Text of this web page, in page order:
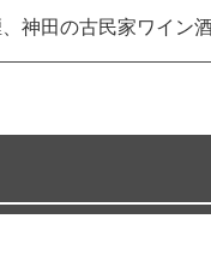
神田の古民家ワイ